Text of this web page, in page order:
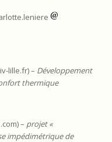
lille.fr) – Développement
thermique
– projet «
impédimétrique de